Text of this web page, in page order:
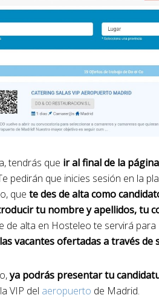
tendrás que ir al final de la
pedirán que inicies sesión en la
que te des de alta como
tu nombre y apellidos, tu
de alta en Hosteleo te servirá para
vacantes ofertadas a través de
ya podrás presentar tu
VIP del aeropuerto de Madrid.